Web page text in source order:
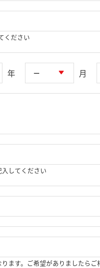
ください
年 月
してください
ます。ご希望がありましたらご